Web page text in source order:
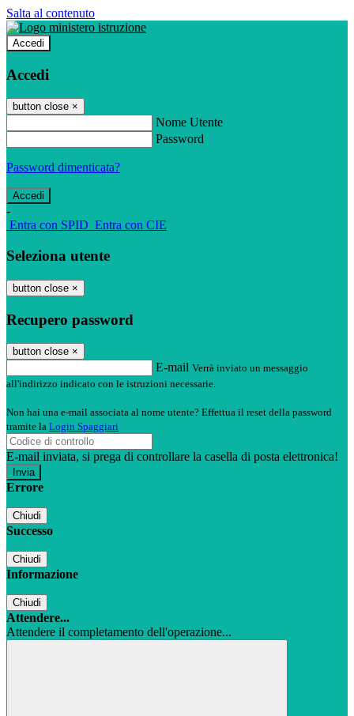
Salta al contenuto
Accedi
Accedi
button close ×
Nome Utente
Password
Password dimenticata?
-
Entra con SPID Entra con CIE
Seleziona utente
button close ×
Recupero password
button close ×
E-mail Verrà inviato un messaggio
all'indirizzo indicato con le istruzioni necessarie.
Non hai una e-mail associata al nome utente? Effettua il reset della password
tramite la Login Spaggiari
E-mail inviata, si prega di controllare la casella di posta elettronica!
Errore
Chiudi
Successo
Chiudi
Informazione
Chiudi
Attendere...
Attendere il completamento dell'operazione...